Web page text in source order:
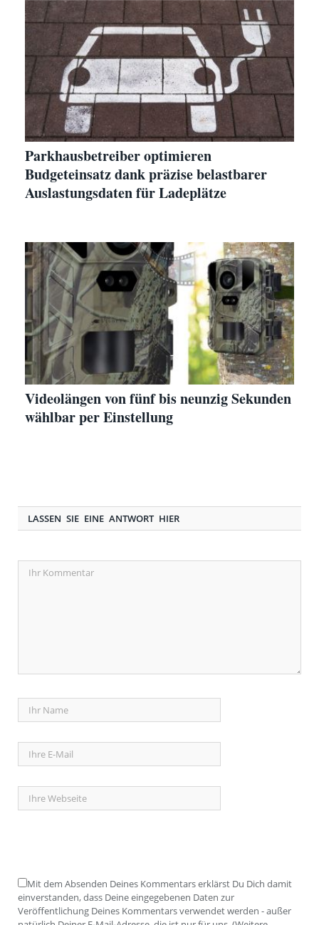
Parkhausbetreiber optimieren
Budgeteinsatz dank präzise belastbarer
Auslastungsdaten für Ladeplätze
Videolängen von fünf bis neunzig Sekunden
wählbar per Einstellung
LASSEN SIE EINE ANTWORT HIER
Mit dem Absenden Deines Kommentars erklärst Du Dich damit
einverstanden, dass Deine eingegebenen Daten zur
Veröffentlichung Deines Kommentars verwendet werden - außer